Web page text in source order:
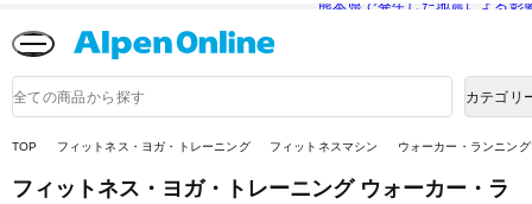
熊本県で発生した地震による影
品
検
カテゴリ
TOP フィットネス・ヨガ・トレーニング フィットネスマシン ウォーカー・ランニン
フィットネス・ヨガ・トレーニング ウォーカー・ラ